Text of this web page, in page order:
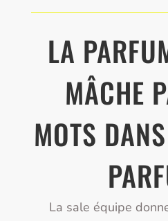
LA
MÂCHE
MOTS
La sale équipe